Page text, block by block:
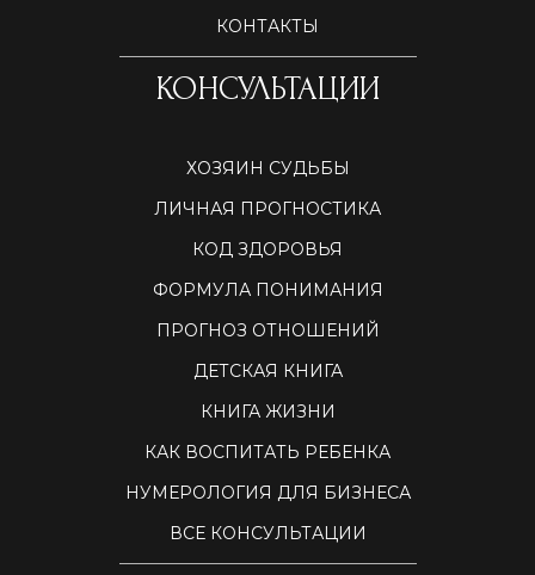
КОНТАКТЫ
КОНСУЛЬТАЦИИ
ХОЗЯИН СУДЬБЫ
ЛИЧНАЯ ПРОГНОСТИКА
КОД ЗДОРОВЬЯ
ФОРМУЛА ПОНИМАНИЯ
ПРОГНОЗ ОТНОШЕНИЙ
ДЕТСКАЯ КНИГА
КНИГА ЖИЗНИ
КАК ВОСПИТАТЬ РЕБЕНКА
НУМЕРОЛОГИЯ ДЛЯ БИЗНЕСА
ВСЕ КОНСУЛЬТАЦИИ